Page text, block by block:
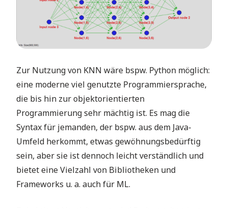
Zur Nutzung von KNN wäre bspw. Python möglich:
eine moderne viel genutzte Programmiersprache,
die bis hin zur objektorientierten
Programmierung sehr mächtig ist. Es mag die
Syntax für jemanden, der bspw. aus dem Java-
Umfeld herkommt, etwas gewöhnungsbedürftig
sein, aber sie ist dennoch leicht verständlich und
bietet eine Vielzahl von Bibliotheken und
Frameworks u. a. auch für ML.